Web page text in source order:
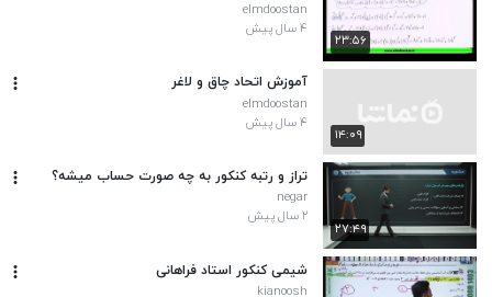
۲۳:۵۶
elmdoostan
۴ سال پیش
۱۴:۰۹
آموزش اتحاد چاق و لاغر
elmdoostan
۴ سال پیش
۲۷:۴۹
تراز و رتبه کنکور به چه صورت حساب میشه؟
negar
۲ سال پیش
شیمی کنکور استاد فراهانی
kianoosh